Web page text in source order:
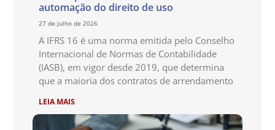
automação do direito de uso
27 de julho de 2026
A IFRS 16 é uma norma emitida pelo Conselho
Internacional de Normas de Contabilidade
(IASB), em vigor desde 2019, que determina
que a maioria dos contratos de arrendamento
LEIA MAIS